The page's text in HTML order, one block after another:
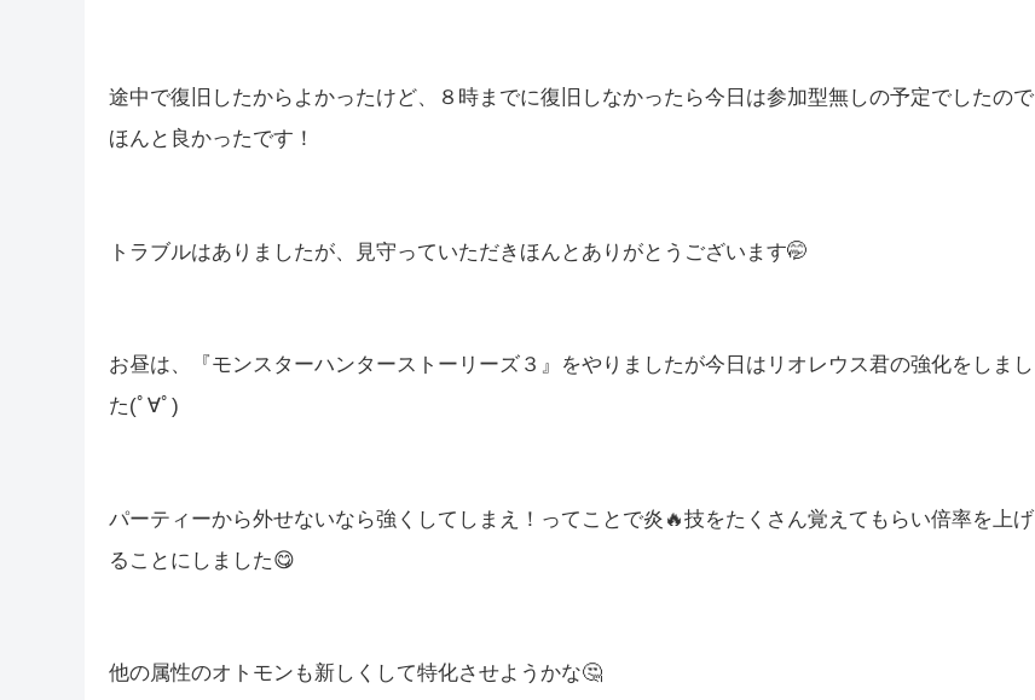
途中で復旧したからよかったけど、８時までに復旧しなかったら今日は参加型無しの予定でしたので
ほんと良かったです！
トラブルはありましたが、見守っていただきほんとありがとうございます🤭
お昼は、『モンスターハンターストーリーズ３』をやりましたが今日はリオレウス君の強化をしまし
た(ﾟ∀ﾟ)
パーティーから外せないなら強くしてしまえ！ってことで炎🔥技をたくさん覚えてもらい倍率を上げ
ることにしました😋
他の属性のオトモンも新しくして特化させようかな🤔